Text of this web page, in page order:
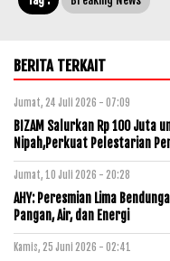
BERITA TERKAIT
Jumat, 24 Juli 2026 - 07:09
BIZAM Salurkan Rp 100 Juta
Nipah,Perkuat Pelestarian
Jumat, 10 Juli 2026 - 20:28
AHY: Peresmian Lima
Pangan, Air, dan Energi
Kamis, 25 Juni 2026 - 02:41